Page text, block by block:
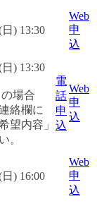
) 13:30
Web
申
込
) 13:30
場合
絡欄に
望内容」
。
電
話
申
込
Web
申
込
) 16:00
Web
申
込